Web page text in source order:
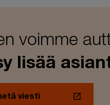
voimme
lisää
viesti